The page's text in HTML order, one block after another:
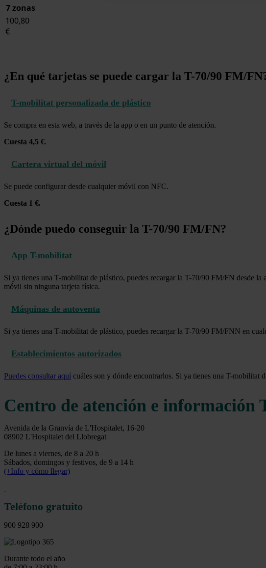
7 zonas
100,80
€
¿En qué tarjetas se puede cargar la T-70/90 FM/
T-mobilitat personalizada de plástico
Se compra en esta web, a través de la app o en un punto de atención.
Cuesta 4,5 €.
Cartera virtual del móvil
Se puede configurar desde cualquier móvil con NFC.
Cuesta 1 €.
¿Dónde puedo conseguir la T-70/90 FM/FN?
App T-mobilitat
Si ya tienes una T-mobilitat de plástico, puedes recargar la T-70/90 FM/FN desde
móvil sin ninguna tarjeta física.
Máquinas de autoventa
Si ya tienes una T-mobilitat de plástico, puedes recargar la T-70/90 FM/FNN en
Establecimientos autorizados
Puedes consultar aquí cuáles son y dónde encontrarlos. Si ya tienes una T-mobilitat
Centro de atención e información
Avenida de la Granvía de L'Hospitalet, 16-20
08902 L'Hospitalet del Llobregat
De lunes a viernes, de 8 a 20 h
Sábados, domingos y festivos, de 9 a 14 h
(+Info y cómo llegar)
Teléfono gratuito
900 928 900
Durante todo el año